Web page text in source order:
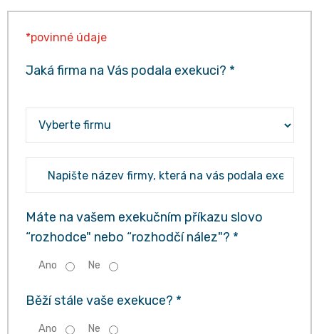
*povinné údaje
Jaká firma na Vás podala exekuci? *
Máte na vašem exekučním příkazu slovo
“rozhodce" nebo “rozhodčí nález"? *
Ano Ne
Běží stále vaše exekuce? *
Ano Ne